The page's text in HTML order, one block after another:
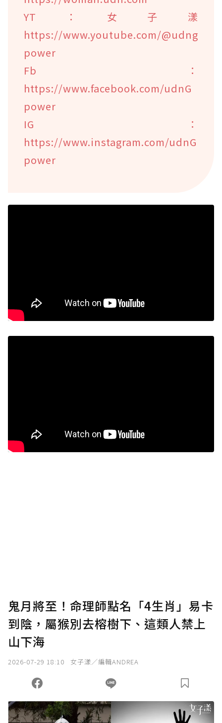
YT：女子漾
https://www.youtube.com/@udng
power
Fb：
https://www.facebook.com/udnG
power
IG：
https://www.instagram.com/udnG
power
鬼月將至！命理師點名「4生肖」易卡
到陰，屬猴別去榕樹下、這類人禁上
山下海
2026-07-29 18:10 女子漾／編輯ANDREA